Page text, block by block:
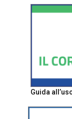
Guida